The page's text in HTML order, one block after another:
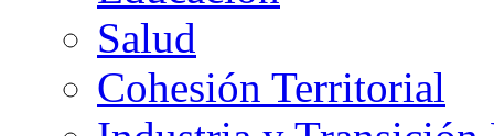
Salud
Cohesión Territorial